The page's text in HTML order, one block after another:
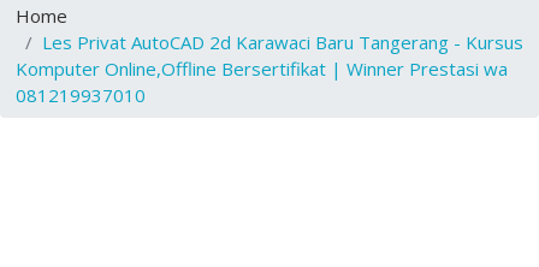
Home
Les Privat AutoCAD 2d Karawaci Baru Tangerang - Kursus
Komputer Online,Offline Bersertifikat | Winner Prestasi wa
081219937010